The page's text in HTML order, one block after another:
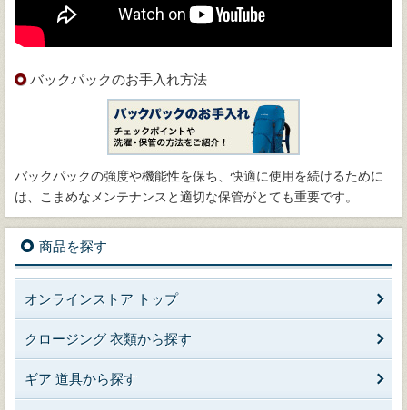
バックパックのお手入れ方法
バックパックの強度や機能性を保ち、快適に使用を続けるために
は、こまめなメンテナンスと適切な保管がとても重要です。
商品を探す
オンラインストア トップ
クロージング 衣類から探す
ギア 道具から探す